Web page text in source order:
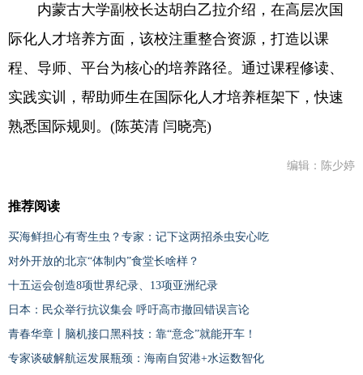
内蒙古大学副校长达胡白乙拉介绍，在高层次国
际化人才培养方面，该校注重整合资源，打造以课
程、导师、平台为核心的培养路径。通过课程修读、
实践实训，帮助师生在国际化人才培养框架下，快速
熟悉国际规则。(陈英清 闫晓亮)
编辑：陈少婷
推荐阅读
买海鲜担心有寄生虫？专家：记下这两招杀虫安心吃
对外开放的北京“体制内”食堂长啥样？
十五运会创造8项世界纪录、13项亚洲纪录
日本：民众举行抗议集会 呼吁高市撤回错误言论
青春华章丨脑机接口黑科技：靠“意念”就能开车！
专家谈破解航运发展瓶颈：海南自贸港+水运数智化